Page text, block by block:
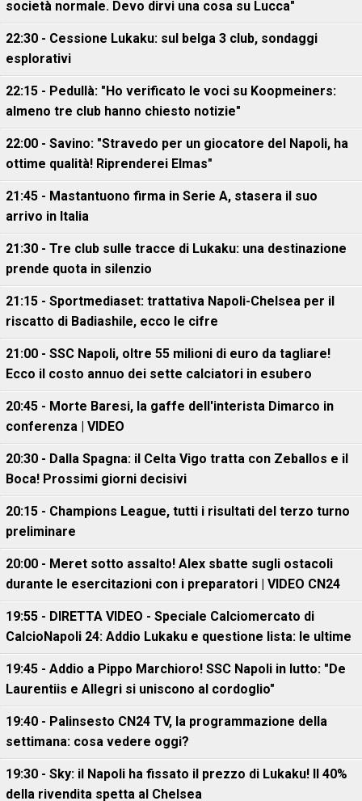
società normale. Devo dirvi una cosa su Lucca"
22:30 - Cessione Lukaku: sul belga 3 club, sondaggi
esplorativi
22:15 - Pedullà: "Ho verificato le voci su Koopmeiners:
almeno tre club hanno chiesto notizie"
22:00 - Savino: "Stravedo per un giocatore del Napoli, ha
ottime qualità! Riprenderei Elmas"
21:45 - Mastantuono firma in Serie A, stasera il suo
arrivo in Italia
21:30 - Tre club sulle tracce di Lukaku: una destinazione
prende quota in silenzio
21:15 - Sportmediaset: trattativa Napoli-Chelsea per il
riscatto di Badiashile, ecco le cifre
21:00 - SSC Napoli, oltre 55 milioni di euro da tagliare!
Ecco il costo annuo dei sette calciatori in esubero
20:45 - Morte Baresi, la gaffe dell'interista Dimarco in
conferenza | VIDEO
20:30 - Dalla Spagna: il Celta Vigo tratta con Zeballos e il
Boca! Prossimi giorni decisivi
20:15 - Champions League, tutti i risultati del terzo turno
preliminare
20:00 - Meret sotto assalto! Alex sbatte sugli ostacoli
durante le esercitazioni con i preparatori | VIDEO CN24
19:55 - DIRETTA VIDEO - Speciale Calciomercato di
CalcioNapoli 24: Addio Lukaku e questione lista: le ultime
19:45 - Addio a Pippo Marchioro! SSC Napoli in lutto: "De
Laurentiis e Allegri si uniscono al cordoglio"
19:40 - Palinsesto CN24 TV, la programmazione della
settimana: cosa vedere oggi?
19:30 - Sky: il Napoli ha fissato il prezzo di Lukaku! Il 40%
della rivendita spetta al Chelsea